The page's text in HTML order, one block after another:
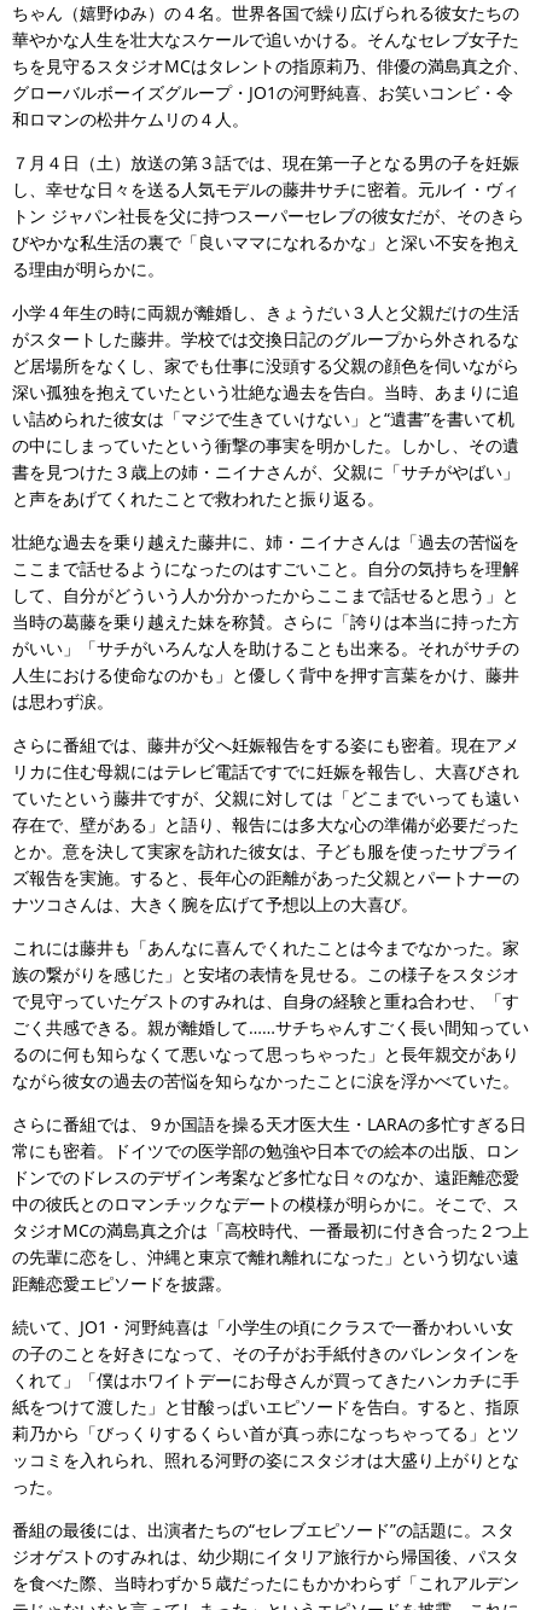
ちゃん（嬉野ゆみ）の４名。世界各国で繰り広げられる彼女たちの
華やかな人生を壮大なスケールで追いかける。そんなセレブ女子た
ちを見守るスタジオMCはタレントの指原莉乃、俳優の満島真之介、
グローバルボーイズグループ・JO1の河野純喜、お笑いコンビ・令
和ロマンの松井ケムリの４人。
７月４日（土）放送の第３話では、現在第一子となる男の子を妊娠
し、幸せな日々を送る人気モデルの藤井サチに密着。元ルイ・ヴィ
トン ジャパン社長を父に持つスーパーセレブの彼女だが、そのきら
びやかな私生活の裏で「良いママになれるかな」と深い不安を抱え
る理由が明らかに。
小学４年生の時に両親が離婚し、きょうだい３人と父親だけの生活
がスタートした藤井。学校では交換日記のグループから外されるな
ど居場所をなくし、家でも仕事に没頭する父親の顔色を伺いながら
深い孤独を抱えていたという壮絶な過去を告白。当時、あまりに追
い詰められた彼女は「マジで生きていけない」と“遺書”を書いて机
の中にしまっていたという衝撃の事実を明かした。しかし、その遺
書を見つけた３歳上の姉・ニイナさんが、父親に「サチがやばい」
と声をあげてくれたことで救われたと振り返る。
壮絶な過去を乗り越えた藤井に、姉・ニイナさんは「過去の苦悩を
ここまで話せるようになったのはすごいこと。自分の気持ちを理解
して、自分がどういう人か分かったからここまで話せると思う」と
当時の葛藤を乗り越えた妹を称賛。さらに「誇りは本当に持った方
がいい」「サチがいろんな人を助けることも出来る。それがサチの
人生における使命なのかも」と優しく背中を押す言葉をかけ、藤井
は思わず涙。
さらに番組では、藤井が父へ妊娠報告をする姿にも密着。現在アメ
リカに住む母親にはテレビ電話ですでに妊娠を報告し、大喜びされ
ていたという藤井ですが、父親に対しては「どこまでいっても遠い
存在で、壁がある」と語り、報告には多大な心の準備が必要だった
とか。意を決して実家を訪れた彼女は、子ども服を使ったサプライ
ズ報告を実施。すると、長年心の距離があった父親とパートナーの
ナツコさんは、大きく腕を広げて予想以上の大喜び。
これには藤井も「あんなに喜んでくれたことは今までなかった。家
族の繋がりを感じた」と安堵の表情を見せる。この様子をスタジオ
で見守っていたゲストのすみれは、自身の経験と重ね合わせ、「す
ごく共感できる。親が離婚して……サチちゃんすごく長い間知ってい
るのに何も知らなくて悪いなって思っちゃった」と長年親交があり
ながら彼女の過去の苦悩を知らなかったことに涙を浮かべていた。
さらに番組では、９か国語を操る天才医大生・LARAの多忙すぎる日
常にも密着。ドイツでの医学部の勉強や日本での絵本の出版、ロン
ドンでのドレスのデザイン考案など多忙な日々のなか、遠距離恋愛
中の彼氏とのロマンチックなデートの模様が明らかに。そこで、ス
タジオMCの満島真之介は「高校時代、一番最初に付き合った２つ上
の先輩に恋をし、沖縄と東京で離れ離れになった」という切ない遠
距離恋愛エピソードを披露。
続いて、JO1・河野純喜は「小学生の頃にクラスで一番かわいい女
の子のことを好きになって、その子がお手紙付きのバレンタインを
くれて」「僕はホワイトデーにお母さんが買ってきたハンカチに手
紙をつけて渡した」と甘酸っぱいエピソードを告白。すると、指原
莉乃から「びっくりするくらい首が真っ赤になっちゃってる」とツ
ッコミを入れられ、照れる河野の姿にスタジオは大盛り上がりとな
った。
番組の最後には、出演者たちの“セレブエピソード”の話題に。スタ
ジオゲストのすみれは、幼少期にイタリア旅行から帰国後、パスタ
を食べた際、当時わずか５歳だったにもかかわらず「これアルデン